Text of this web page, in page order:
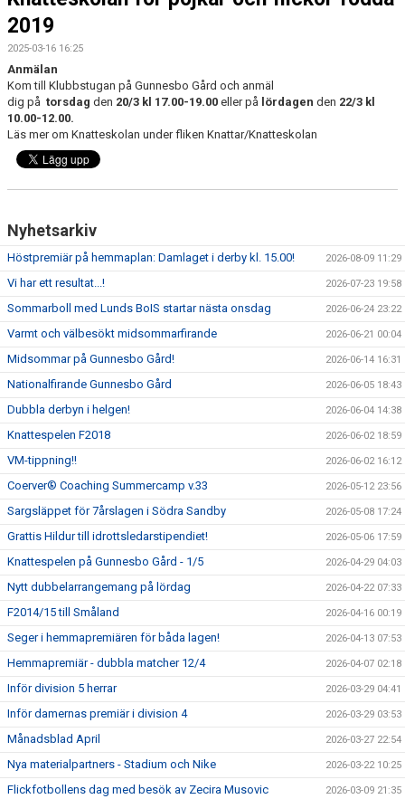
MEDLEMSKAP
KLUBBSHOP
TILL FÖRÄLDRAR
2019
2025-03-16 16:25
Anmälan
Kom till Klubbstugan på Gunnesbo Gård och anmäl
dig på torsdag den 20/3 kl 17.00-19.00 eller på lördagen den 22/3 kl
10.00-12.00.
Läs mer om Knatteskolan under fliken Knattar/Knatteskolan
Nyhetsarkiv
Höstpremiär på hemmaplan: Damlaget i derby kl. 15.00! 2026-08-09 11:29
Vi har ett resultat...! 2026-07-23 19:58
Sommarboll med Lunds BoIS startar nästa onsdag 2026-06-24 23:22
Varmt och välbesökt midsommarfirande 2026-06-21 00:04
Midsommar på Gunnesbo Gård! 2026-06-14 16:31
Nationalfirande Gunnesbo Gård 2026-06-05 18:43
Dubbla derbyn i helgen! 2026-06-04 14:38
Knattespelen F2018 2026-06-02 18:59
VM-tippning!! 2026-06-02 16:12
Coerver® Coaching Summercamp v.33 2026-05-12 23:56
Sargsläppet för 7årslagen i Södra Sandby 2026-05-08 17:24
Grattis Hildur till idrottsledarstipendiet! 2026-05-06 17:59
Knattespelen på Gunnesbo Gård - 1/5 2026-04-29 04:03
Nytt dubbelarrangemang på lördag 2026-04-22 07:33
F2014/15 till Småland 2026-04-16 00:19
Seger i hemmapremiären för båda lagen! 2026-04-13 07:53
Hemmapremiär - dubbla matcher 12/4 2026-04-07 02:18
Inför division 5 herrar 2026-03-29 04:41
Inför damernas premiär i division 4 2026-03-29 03:53
Månadsblad April 2026-03-27 22:54
Nya materialpartners - Stadium och Nike 2026-03-22 10:25
Flickfotbollens dag med besök av Zecira Musovic 2026-03-09 21:35